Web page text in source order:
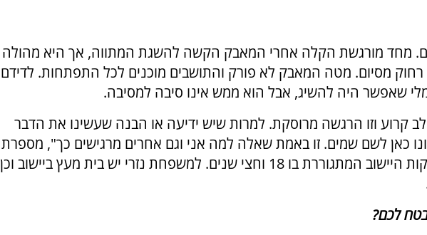
מחד מורגשת הקלה אחרי המאבק הקשה להשגת המתווה, אך היא מהולה
רחוק מסיום. מטה המאבק לא פורק והתושבים מוכנים לכל התפתחות. לדידם
שאפשר היה להשיג, אבל הוא ממש אינו סיבה למסיבה.
קרוע וזו הרגשה מרוסקת. למרות שיש ידיעה או הבנה שעשינו את הדבר
כאן לשם שמים. זו באמת שאלה למה אני וגם אחרים מרגישים כך", מספרת
ל'בשבע' תמר נזרי, מוותיקות היישוב המתגוררת בו 18 וחצי שנים. למשפחת נזרי יש בית מעץ ביישוב וכן
לכם?